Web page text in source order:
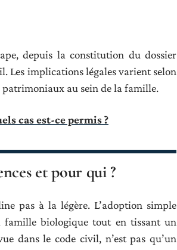
depuis la constitution du dossier
Les implications légales varient selon
au sein de la famille.
cas est-ce permis ?
et pour qui ?
pas à la légère. L’adoption simple
biologique tout en tissant un
dans le code civil, n’est pas qu’un